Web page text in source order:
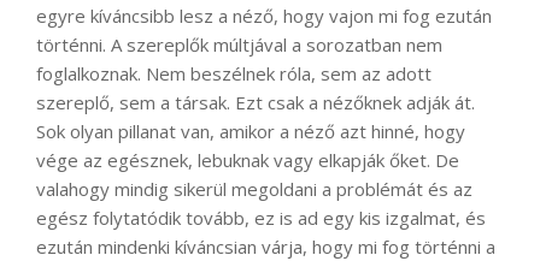
egyre kíváncsibb lesz a néző, hogy vajon mi fog ezután
történni. A szereplők múltjával a sorozatban nem
foglalkoznak. Nem beszélnek róla, sem az adott
szereplő, sem a társak. Ezt csak a nézőknek adják át.
Sok olyan pillanat van, amikor a néző azt hinné, hogy
vége az egésznek, lebuknak vagy elkapják őket. De
valahogy mindig sikerül megoldani a problémát és az
egész folytatódik tovább, ez is ad egy kis izgalmat, és
ezután mindenki kíváncsian várja, hogy mi fog történni a